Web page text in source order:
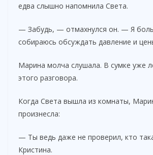
едва слышно напомнила Света.
— Забудь, — отмахнулся он. — Я
собираюсь обсуждать давление и
Марина молча слушала. В сумке уже
этого разговора.
Когда Света вышла из комнаты,
произнесла:
— Ты ведь даже не проверил, кто
Кристина.